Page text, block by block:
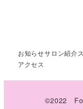
お知らせサロン紹介
アクセス
©️2022